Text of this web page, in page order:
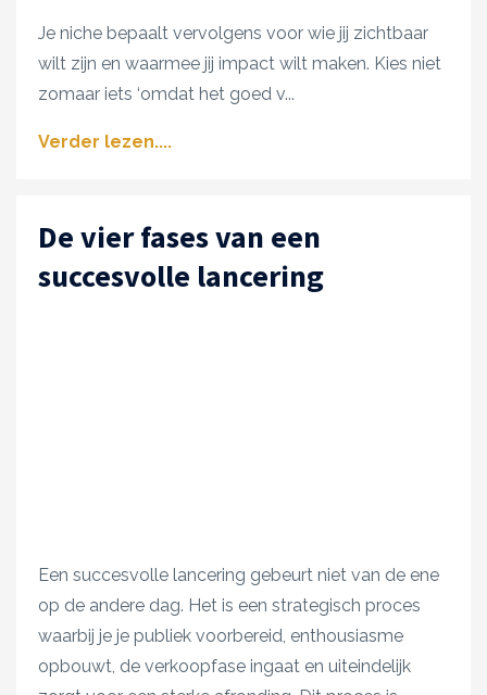
Je niche bepaalt vervolgens voor wie jij zichtbaar
wilt zijn en waarmee jij impact wilt maken. Kies niet
zomaar iets ‘omdat het goed v...
Verder lezen....
De vier fases van een
succesvolle lancering
Een succesvolle lancering gebeurt niet van de ene
op de andere dag. Het is een strategisch proces
waarbij je je publiek voorbereid, enthousiasme
opbouwt, de verkoopfase ingaat en uiteindelijk